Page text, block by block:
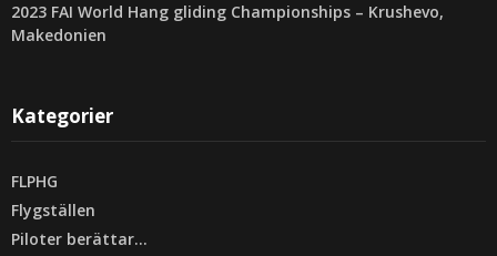
2023 FAI World Hang gliding Championships – Krushevo,
Makedonien
Kategorier
FLPHG
Flygställen
Piloter berättar…